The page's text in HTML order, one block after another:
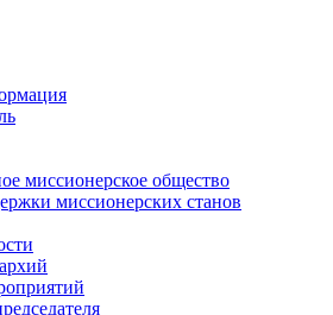
миссионерское общество
миссионерских станов